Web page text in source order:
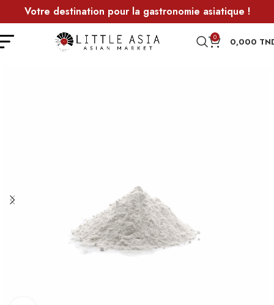
Votre destination pour la gastronomie asiatique !
0 0,000